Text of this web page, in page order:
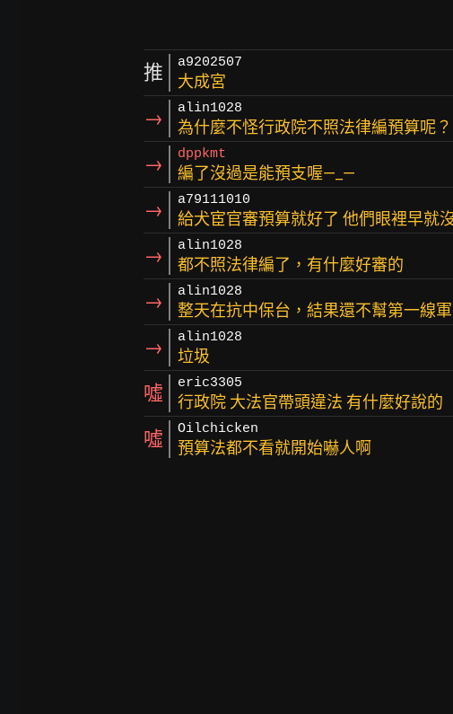
推 a9202507
大成宮
→ alin1028
為什麼不怪行政院不照法律編預算呢？
→ dppkmt
編了沒過是能預支喔—_—
→ a79111010
給犬宦官審預算就好了 他們眼裡早就
→ alin1028
都不照法律編了，有什麼好審的
→ alin1028
整天在抗中保台，結果還不幫第一線
→ alin1028
垃圾
噓 eric3305
行政院 大法官帶頭違法 有什麼好說的
噓 Oilchicken
預算法都不看就開始嚇人啊